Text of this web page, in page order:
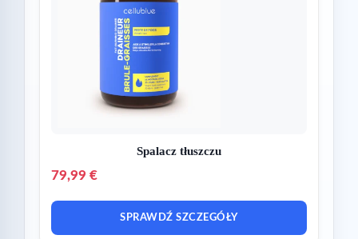
Spalacz tłuszczu
79,99 €
SPRAWDŹ SZCZEGÓŁY